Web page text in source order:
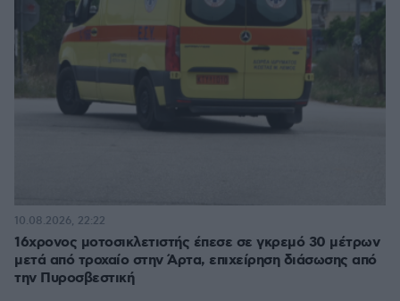
16χρονος μοτοσικλετιστής έπεσε σε γκρεμό 30 μέτρων
μετά από τροχαίο στην Άρτα, επιχείρηση διάσωσης από
την Πυροσβεστική
10.08.2026, 22:22